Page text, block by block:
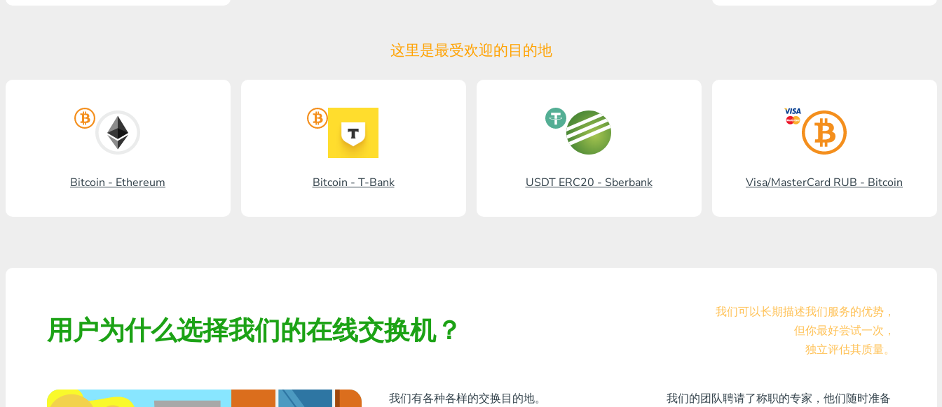
Promsvyazbank
Russian standard银行
Visa/MasterCard USD
首页信贷银行
Promsvyazbank
Russian standard银行
Visa/MasterCard USD
Visa/MasterCard EUR
首页信贷银行
这里是最受欢迎的目的地
Bitcoin - Ethereum Bitcoin - T-Bank USDT ERC20 - Sberbank Visa/MasterCard RUB - Bitcoin
用户为什么选择我们的在线交换机？
我们可以长期描述我们服务的优势，
但你最好尝试一次，
独立评估其质量。
我们有各种各样的交换目的地。
我们的团队聘请了称职的专家，他们随时准备